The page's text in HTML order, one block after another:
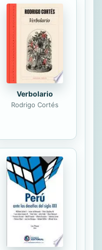
las relaciones
los países del
Verbolario
Rodrigo Cortés